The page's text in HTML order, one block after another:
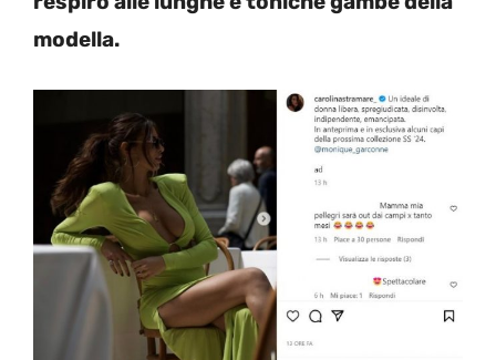
modella.